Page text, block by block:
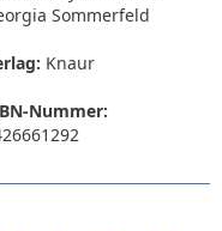
Sommerfeld
Knaur
Nummer: